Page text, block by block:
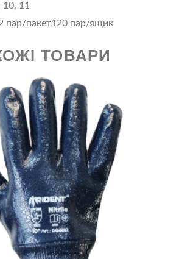
10, 11
пар/пакет120 пар/ящик
ТОВАРИ